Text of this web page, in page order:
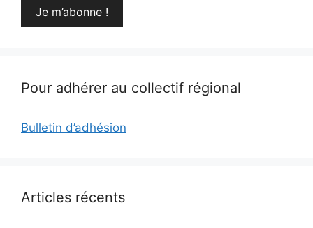
Pour adhérer au collectif régional
Bulletin d’adhésion
Articles récents